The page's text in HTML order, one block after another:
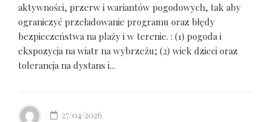
aktywności, przerw i wariantów pogodowych, tak aby
ograniczyć przeładowanie programu oraz błędy
bezpieczeństwa na plaży i w terenie. : (1) pogoda i
ekspozycja na wiatr na wybrzeżu; (2) wiek dzieci oraz
tolerancja na dystans i...
27/04/2026